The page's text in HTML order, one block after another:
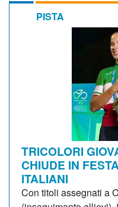
PISTA
TRICOLORI
CHIUDE IN
ITALIANI
Con titoli assegnati a